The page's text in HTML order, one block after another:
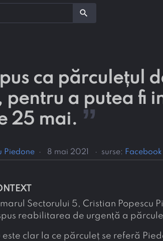
search
ca părculețul
a putea fi
25 mai. ”
Piedone · 8 mai 2021 · surse: Facebook
Sectorului 5, Cristian Popescu
reabilitarea de urgență a
este clar la ce părculeț se referă